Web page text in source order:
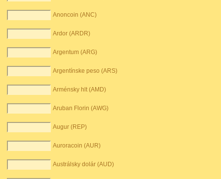
Anoncoin (ANC)
Ardor (ARDR)
Argentum (ARG)
Argentínske peso (ARS)
Arménsky hlt (AMD)
Aruban Florin (AWG)
Augur (REP)
Auroracoin (AUR)
Austrálsky dolár (AUD)